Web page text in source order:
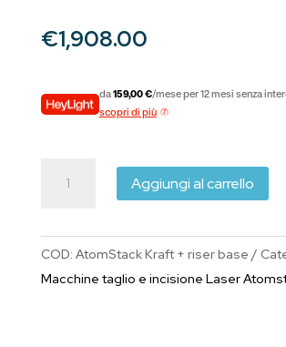
€1,908.00
da159,00 €/mese per 12 mesi senza
scopri di più
Aggiungi al carrello
COD: AtomStack Kraft + riser base
Macchine taglio e incisione Laser